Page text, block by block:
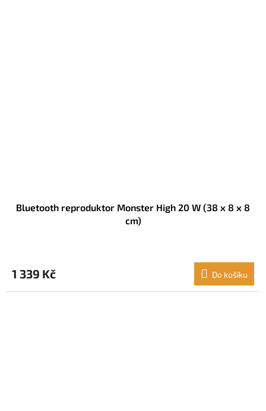
Bluetooth reproduktor Monster High 20 W (38 x 8 x 8
cm)
1 339 Kč Do košíku